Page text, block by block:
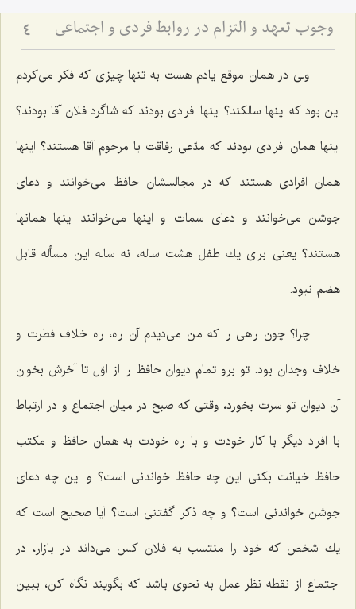
وجوب تعهد و التزام در روابط فردى و اجتماعى 4
ولی در همان موقع یادم هست به تنها چیزی كه فكر می‌كردم
این بود كه اینها سالكند؟ اینها افرادی بودند كه شاگرد فلان آقا بودند؟
اینها همان افرادی بودند كه مدّعی رفاقت با مرحوم آقا هستند؟ اینها
همان افرادی هستند كه در مجالسشان حافظ می‌خوانند و دعای
جوشن می‌خوانند و دعای سمات و اینها می‌خوانند اینها همانها
هستند؟ یعنی برای یك طفل هشت ساله، نه ساله این مسأله قابل
هضم نبود.
چرا؟ چون راهی را كه من می‌دیدم آن راه، راه خلاف فطرت و
خلاف وجدان بود. تو برو تمام دیوان حافظ را از اوّل تا آخرش بخوان
آن دیوان تو سرت بخورد، وقتی كه صبح در میان اجتماع و در ارتباط
با افراد دیگر با كار خودت و با راه خودت به همان حافظ و مكتب
حافظ خیانت بكنی این چه حافظ خواندنی است؟ و این چه دعای
جوشن خواندنی است؟ و چه ذكر گفتنی است؟ آیا صحیح است كه
یك شخص كه خود را منتسب به فلان كس می‌داند در بازار، در
اجتماع از نقطه نظر عمل به نحوی باشد كه بگویند نگاه كن، ببین